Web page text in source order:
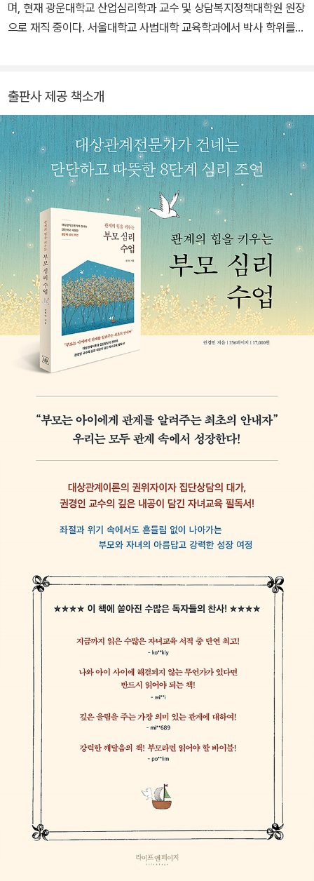
며, 현재 광운대학교 산업심리학과 교수 및 상담복지정책대학원 원장
으로 재직 중이다. 서울대학교 사범대학 교육학과에서 박사 학위를
지 폭넓은 스펙트럼의 치유 사례를 보유하고 있다. 저서로는 『관계의
힘을 키우는 부모 심리 수업』, 『초심 상담실무자를 위한 집단 상담의
실제』 등이 있다.
출판사 제공 책소개